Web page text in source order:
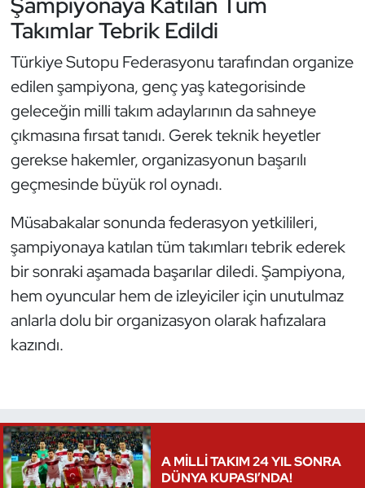
Takımlar Tebrik Edildi
Türkiye Sutopu Federasyonu tarafından organize
edilen şampiyona, genç yaş kategorisinde
geleceğin milli takım adaylarının da sahneye
çıkmasına fırsat tanıdı. Gerek teknik heyetler
gerekse hakemler, organizasyonun başarılı
geçmesinde büyük rol oynadı.
Müsabakalar sonunda federasyon yetkilileri,
şampiyonaya katılan tüm takımları tebrik ederek
bir sonraki aşamada başarılar diledi. Şampiyona,
hem oyuncular hem de izleyiciler için unutulmaz
anlarla dolu bir organizasyon olarak hafızalara
kazındı.
A MİLLİ TAKIM 24 YIL SONRA
DÜNYA KUPASI’NDA!
Triatlon
Voleybol
Vücut Geliştirme Fitness
Wushu Kungfu
Yüzme